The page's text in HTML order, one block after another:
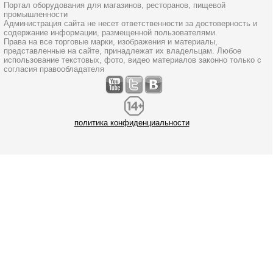
Портал оборудования для магазинов, ресторанов, пищевой
промышленности
Администрация сайта не несет ответственности за достоверность и
содержание информации, размещенной пользователями.
Права на все торговые марки, изображения и материалы,
представленные на сайте, принадлежат их владельцам. Любое
использование текстовых, фото, видео материалов законно только с
согласия правообладателя
политика конфиденциальности